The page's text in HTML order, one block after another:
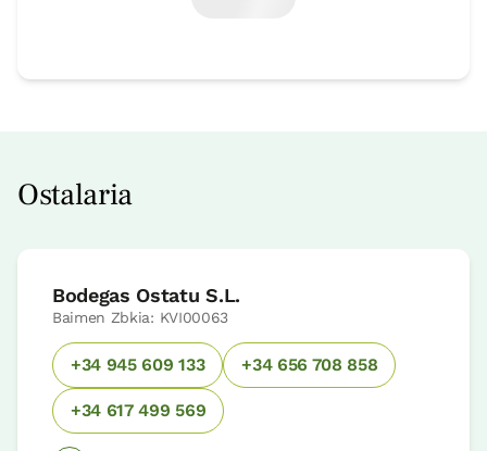
Ostalaria
Bodegas Ostatu S.L.
Baimen Zbkia: KVI00063
+34 945 609 133 +34 656 708 858
+34 617 499 569